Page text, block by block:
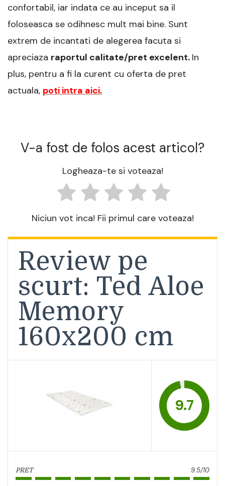
confortabil, iar indata ce au inceput sa il
foloseasca se odihnesc mult mai bine. Sunt
extrem de incantati de alegerea facuta si
apreciaza raportul calitate/pret excelent. In
plus, pentru a fi la curent cu oferta de pret
actuala, poti intra aici.
V-a fost de folos acest articol?
Logheaza-te si voteaza!
Niciun vot inca! Fii primul care voteaza!
Review pe
scurt: Ted Aloe
Memory
160x200 cm
9.7
PRET 9.5/10